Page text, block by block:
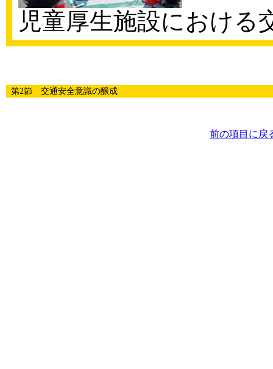
児童厚生施設における
第2節 交通安全意識の醸成
前の項目に戻